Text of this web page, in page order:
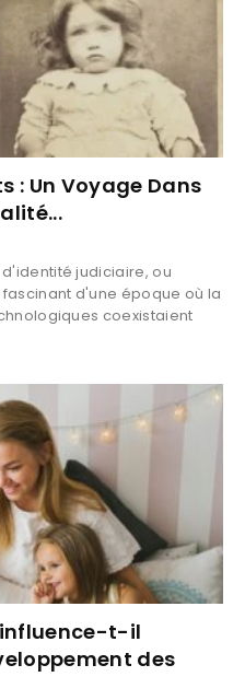
: Un Voyage Dans
judiciaire, ou
d'une époque où la
coexistaient
influence-t-il
des